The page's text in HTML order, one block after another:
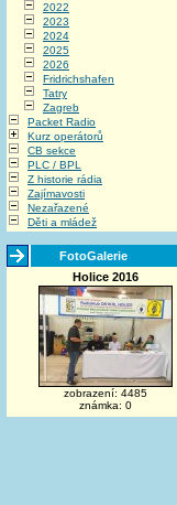
2022
2023
2024
2025
2026
Fridrichshafen
Tatry
Zagreb
Packet Radio
Kurz operátorů
CB sekce
PLC / BPL
Z historie rádia
Zajímavosti
Nezařazené
Děti a mládež
FotoGalerie
Holice 2016
zobrazení: 4485
známka: 0